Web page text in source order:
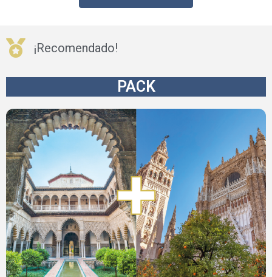
¡Recomendado!
PACK